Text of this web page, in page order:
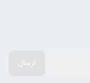
ارسال